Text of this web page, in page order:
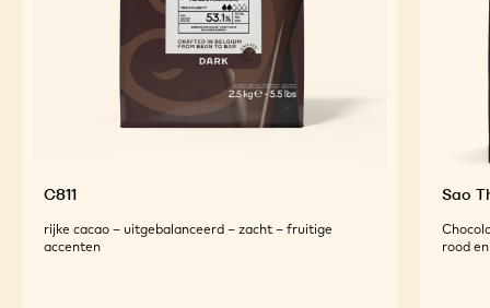
C811
rijke cacao – uitgebalanceerd – zacht – fruitige
accenten
Sao
rood